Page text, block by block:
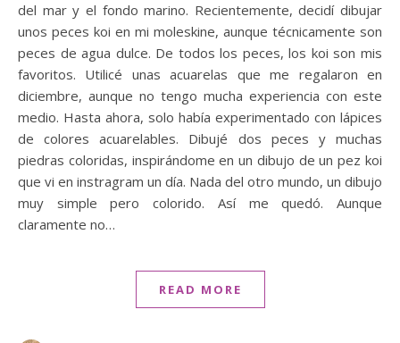
del mar y el fondo marino. Recientemente, decidí dibujar
unos peces koi en mi moleskine, aunque técnicamente son
peces de agua dulce. De todos los peces, los koi son mis
favoritos. Utilicé unas acuarelas que me regalaron en
diciembre, aunque no tengo mucha experiencia con este
medio. Hasta ahora, solo había experimentado con lápices
de colores acuarelables. Dibujé dos peces y muchas
piedras coloridas, inspirándome en un dibujo de un pez koi
que vi en instragram un día. Nada del otro mundo, un dibujo
muy simple pero colorido. Así me quedó. Aunque
claramente no…
READ MORE